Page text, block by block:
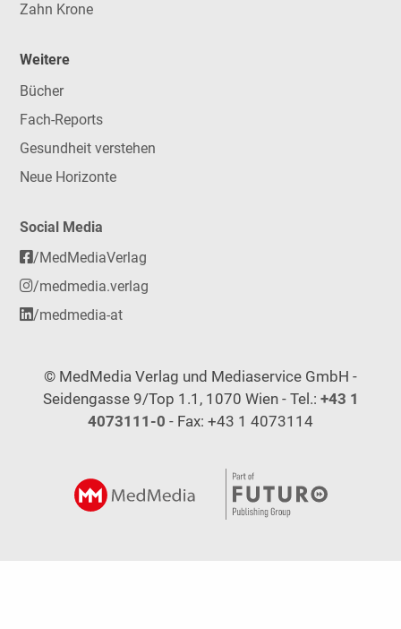
Zahn Krone
Weitere
Bücher
Fach-Reports
Gesundheit verstehen
Neue Horizonte
Social Media
/MedMediaVerlag
/medmedia.verlag
/medmedia-at
© MedMedia Verlag und Mediaservice GmbH -
Seidengasse 9/Top 1.1, 1070 Wien - Tel.: +43 1
4073111-0 - Fax: +43 1 4073114